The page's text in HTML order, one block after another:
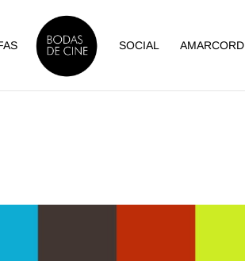
SOCIAL AMARCORD